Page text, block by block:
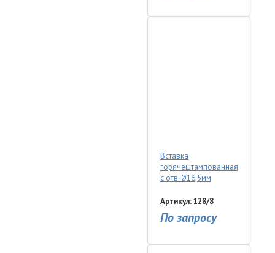
Вставка
горячештампованная
с отв. Ø16,5мм
Артикул: 128/8
По запросу